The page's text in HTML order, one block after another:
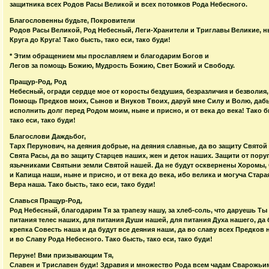
защитника всех Родов Расы Великой и всех потомков Рода Небесного.
Благословенны будьте, Покровители
Родов Расы Великой, Род Небесный, Леги-Хранители и Триглавы Великие,
Круга до Круга! Тако бысть, тако еси, тако буди!
* Этим обращением мы прославляем и благодарим Богов и
Легов за помощь Божию, Мудрость Божию, Свет Божий и Свободу.
Пращур-Род, Род
Небесный, огради сердце мое от коросты бездушия, безразличия и
Помощь Предков моих, Сынов и Внуков Твоих, даруй мне Силу и Волю,
исполнить долг перед Родом моим, ныне и присно, и от века до века! Тако
тако еси, тако буди!
Благослови Даждьбог,
Тарх Перунович, на деяния добрые, на деяния славные, да во защиту
Свята Расы, да во защиту Старцев наших, жен и деток наших. Защити от
язычниками Святыни земли Святой нашей. Да не будут осквернены Хоромы,
и Капища наши, ныне и присно, и от века до века, ибо велика и могуча
Вера наша. Тако бысть, тако еси, тако буди!
Славься Пращур-Род,
Род Небесный, благодарим Тя за трапезу нашу, за хлеб-соль, что даруешь
питания телес наших, для питания Души нашей, для питания Духа нашего, да
крепка Совесть наша и да будут все деяния наши, да во славу всех Предков
и во Славу Рода Небесного. Тако бысть, тако еси, тако буди!
Перуне! Вми призывающим Тя,
Славен и Триславен буди! Здравия и множество Рода всем чадам